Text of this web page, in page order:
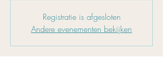
Registratie is afgesloten
Andere evenementen bekijken